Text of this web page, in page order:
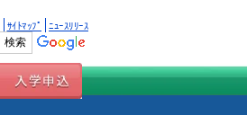
ｻｲﾄﾏｯﾌﾟ ﾆｭｰｽﾘﾘｰｽ